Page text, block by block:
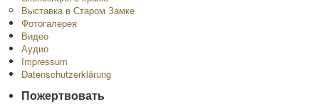
Выставка в Старом Замке
Фотогалерея
Видео
Аудио
Impressum
Datenschutzerklärung
Пожертвовать